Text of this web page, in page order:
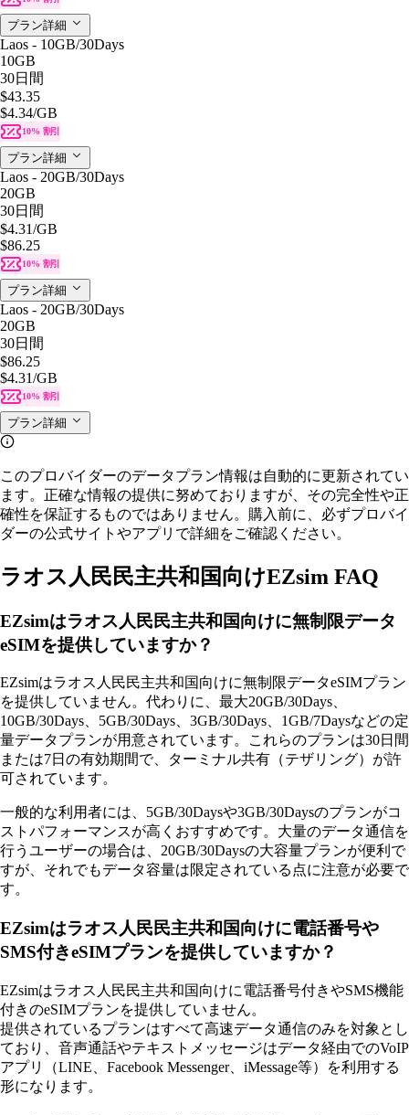
プラン詳細
Laos - 10GB/30Days
10GB
30日間
$43.35
$4.34/GB
10% 割引
プラン詳細
Laos - 20GB/30Days
20GB
30日間
$4.31/GB
$86.25
10% 割引
プラン詳細
Laos - 20GB/30Days
20GB
30日間
$86.25
$4.31/GB
10% 割引
プラン詳細
このプロバイダーのデータプラン情報は自動的に更新されてい
ます。正確な情報の提供に努めておりますが、その完全性や正
確性を保証するものではありません。購入前に、必ずプロバイ
ダーの公式サイトやアプリで詳細をご確認ください。
ラオス人民民主共和国向けEZsim FAQ
EZsimはラオス人民民主共和国向けに無制限データ
eSIMを提供していますか？
EZsimはラオス人民民主共和国向けに無制限データeSIMプラン
を提供していません。代わりに、最大20GB/30Days、
10GB/30Days、5GB/30Days、3GB/30Days、1GB/7Daysなどの定
量データプランが用意されています。これらのプランは30日間
または7日の有効期間で、ターミナル共有（テザリング）が許
可されています。
一般的な利用者には、5GB/30Daysや3GB/30Daysのプランがコ
ストパフォーマンスが高くおすすめです。大量のデータ通信を
行うユーザーの場合は、20GB/30Daysの大容量プランが便利で
すが、それでもデータ容量は限定されている点に注意が必要で
す。
EZsimはラオス人民民主共和国向けに電話番号や
SMS付きeSIMプランを提供していますか？
EZsimはラオス人民民主共和国向けに電話番号付きやSMS機能
付きのeSIMプランを提供していません。
提供されているプランはすべて高速データ通信のみを対象とし
ており、音声通話やテキストメッセージはデータ経由でのVoIP
アプリ（LINE、Facebook Messenger、iMessage等）を利用する
形になります。